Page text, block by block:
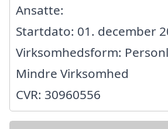
Ansatte:
Startdato: 01. december
Virksomhedsform:
Mindre Virksomhed
CVR: 30960556